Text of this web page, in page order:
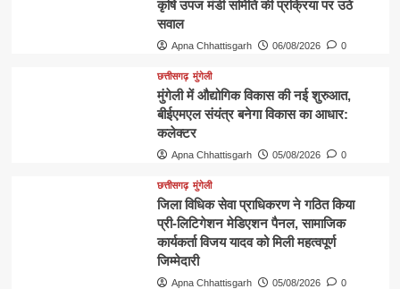
कृषि उपज मंडी समिति की प्रक्रिया पर उठे
सवाल
Apna Chhattisgarh 06/08/2026 0
छत्तीसगढ़ मुंगेली
मुंगेली में औद्योगिक विकास की नई शुरुआत,
बीईएमएल संयंत्र बनेगा विकास का आधार:
कलेक्टर
Apna Chhattisgarh 05/08/2026 0
छत्तीसगढ़ मुंगेली
जिला विधिक सेवा प्राधिकरण ने गठित किया
प्री-लिटिगेशन मेडिएशन पैनल, सामाजिक
कार्यकर्ता विजय यादव को मिली महत्वपूर्ण
जिम्मेदारी
Apna Chhattisgarh 05/08/2026 0